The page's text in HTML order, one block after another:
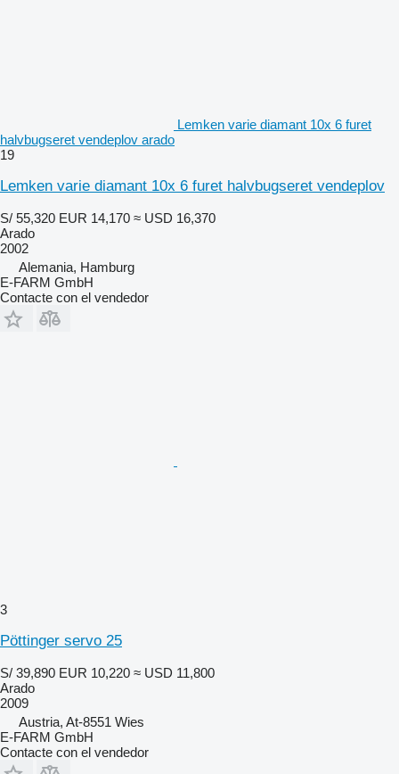
Lemken varie diamant 10x 6 furet
halvbugseret vendeplov arado
19
Lemken varie diamant 10x 6 furet halvbugseret vendeplov
S/ 55,320 EUR 14,170 ≈ USD 16,370
Arado
2002
Alemania, Hamburg
E-FARM GmbH
Contacte con el vendedor
3
Pöttinger servo 25
S/ 39,890 EUR 10,220 ≈ USD 11,800
Arado
2009
Austria, At-8551 Wies
E-FARM GmbH
Contacte con el vendedor